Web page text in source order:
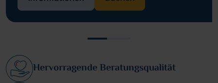
Hervorragende Beratungsqualität